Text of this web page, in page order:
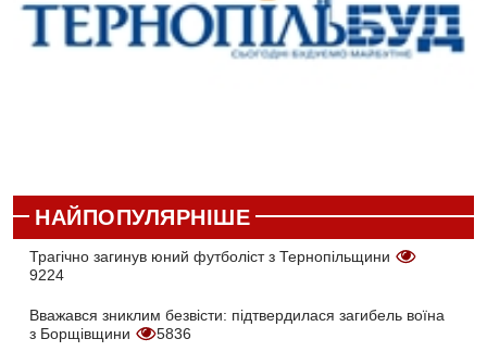
НАЙПОПУЛЯРНІШЕ
Трагічно загинув юний футболіст з Тернопільщини
9224
Вважався зниклим безвісти: підтвердилася загибель воїна
з Борщівщини
5836